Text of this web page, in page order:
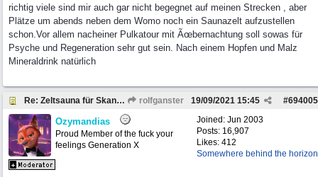
richtig viele sind mir auch gar nicht begegnet auf meinen Strecken , aber
Plätze um abends neben dem Womo noch ein Saunazelt aufzustellen
schon.Vor allem nacheiner Pulkatour mit Ãœbernachtung soll sowas für
Psyche und Regeneration sehr gut sein. Nach einem Hopfen und Malz
Mineraldrink natürlich
Re: Zeltsauna für Skandinavien rolfganster #694005
19/09/2021 15:45
Joined: Jun 2003
Posts: 16,907
Likes: 412
Somewhere behind the horizon
Ozymandias
Proud Member of the fuck your
feelings Generation X